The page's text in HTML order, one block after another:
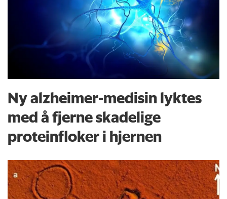
Ny alzheimer-medisin lyktes
med å fjerne skadelige
proteinfloker i hjernen